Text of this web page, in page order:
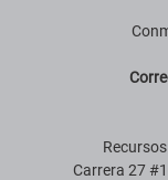
Carrera 27